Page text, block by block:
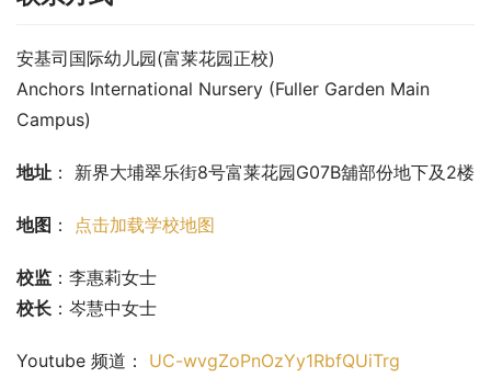
安基司国际幼儿园(富莱花园正校)
Anchors International Nursery (Fuller Garden Main
Campus)
地址 ： 新界大埔翠乐街8号富莱花园G07B舖部份地下及2楼
地图 ： 点击加载学校地图
校监 ：李惠莉女士
校长 ：岑慧中女士
Youtube 频道： UC-wvgZoPnOzYy1RbfQUiTrg